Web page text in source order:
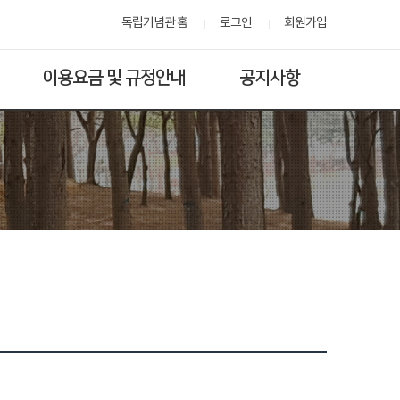
독립기념관 홈 로그인 회원가입
이용요금 및 규정안내 공지사항